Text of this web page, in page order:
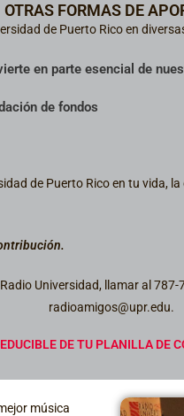
OTRAS FORMAS DE
de Puerto Rico en
en parte esencial de
de fondos
de Puerto Rico en tu vida,
Universidad, llamar al
radioamigos@upr.edu.
DE TU PLANILLA DE
música